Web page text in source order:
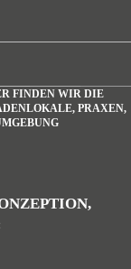
FINDEN WIR DIE
PRAXEN,